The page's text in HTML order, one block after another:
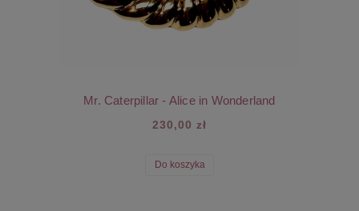
Mr. Caterpillar - Alice in Wonderland
230,00 zł
Do koszyka